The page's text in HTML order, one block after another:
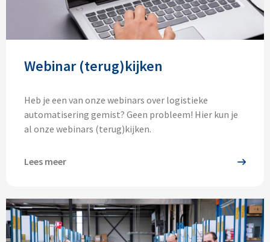
Webinar (terug)kijken
Heb je een van onze webinars over logistieke
automatisering gemist? Geen probleem! Hier kun je
al onze webinars (terug)kijken.
Lees meer